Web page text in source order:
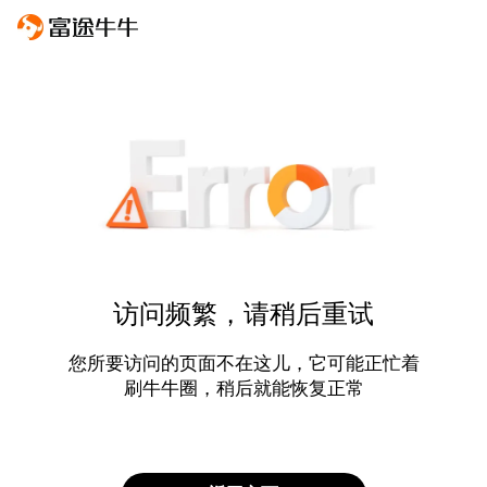
访问频繁，请稍后重试
您所要访问的页面不在这儿，它可能正忙着
刷牛牛圈，稍后就能恢复正常